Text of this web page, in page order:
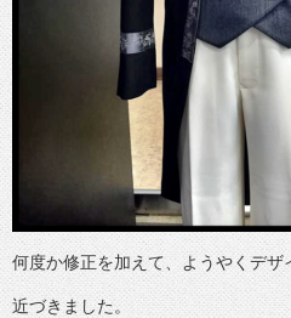
何度か修正を加えて、ようやくデザ
近づきました。